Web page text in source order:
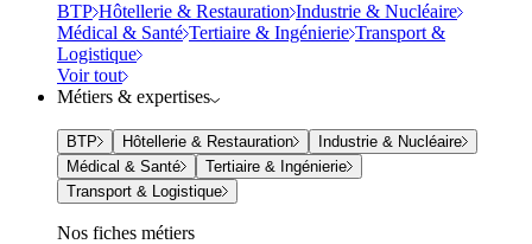
BTP Hôtellerie & Restauration Industrie & Nucléaire
Médical & Santé Tertiaire & Ingénierie Transport &
Logistique
Voir tout
Métiers & expertises
BTP Hôtellerie & Restauration
Industrie & Nucléaire
Médical & Santé
Tertiaire & Ingénierie
Transport & Logistique
Nos fiches métiers